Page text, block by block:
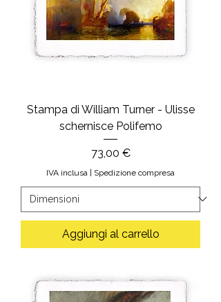
Stampa di William Turner - Ulisse
schernisce Polifemo
Prezzo
73,00 €
IVA inclusa | Spedizione compresa
Aggiungi al carrello